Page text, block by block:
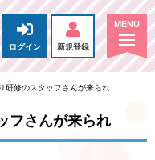
ログイン 新規登録
研修のスタッフさんが来られ
フさんが来られ